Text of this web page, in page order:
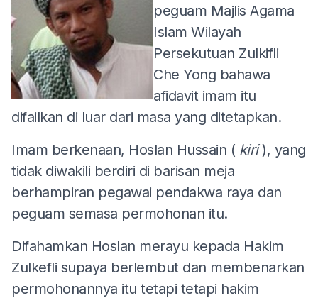
peguam Majlis Agama
Islam Wilayah
Persekutuan Zulkifli
Che Yong bahawa
afidavit imam itu
difailkan di luar dari masa yang ditetapkan.
Imam berkenaan, Hoslan Hussain ( kiri), yang
tidak diwakili berdiri di barisan meja
berhampiran pegawai pendakwa raya dan
peguam semasa permohonan itu.
Difahamkan Hoslan merayu kepada Hakim
Zulkefli supaya berlembut dan membenarkan
permohonannya itu tetapi tetapi hakim